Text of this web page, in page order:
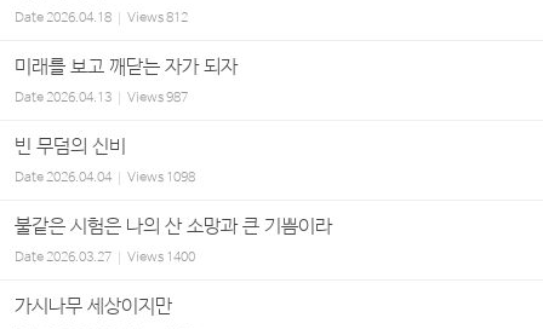
Date2026.04.18 Views812
미래를 보고 깨닫는 자가 되자
Date2026.04.13 Views987
빈 무덤의 신비
Date2026.04.04 Views 1098
불같은 시험은 나의 산 소망과 큰 기쁨이라
Date2026.03.27 Views 1400
가시나무 세상이지만